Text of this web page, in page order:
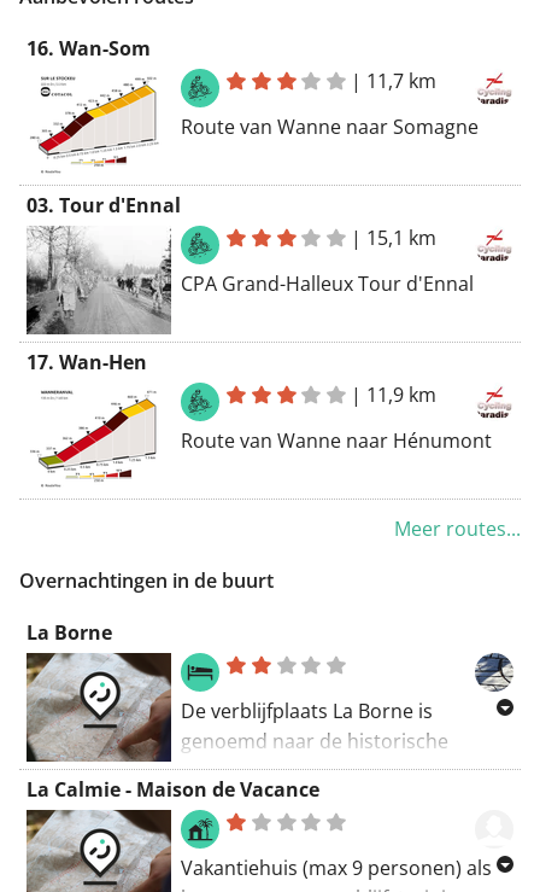
16. Wan-Som
| 11,7 km
Route van Wanne naar Somagne
03. Tour d'Ennal
| 15,1 km
CPA Grand-Halleux Tour d'Ennal
17. Wan-Hen
| 11,9 km
Route van Wanne naar Hénumont
Meer routes...
Overnachtingen in de buurt
La Borne
De verblijfplaats La Borne is
genoemd naar de historische
grenspalen in de buurt. Ten
noorden van Poteau vind je op de
beboste hellingen nog de oude
grenspalen die de grens vormden
La Calmie - Maison de Vacance
Vakantiehuis (max 9 personen) als